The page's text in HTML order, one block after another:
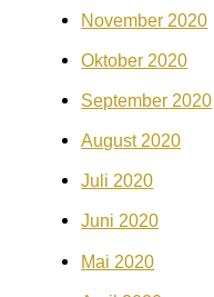
November 2020
Oktober 2020
September 2020
August 2020
Juli 2020
Juni 2020
Mai 2020